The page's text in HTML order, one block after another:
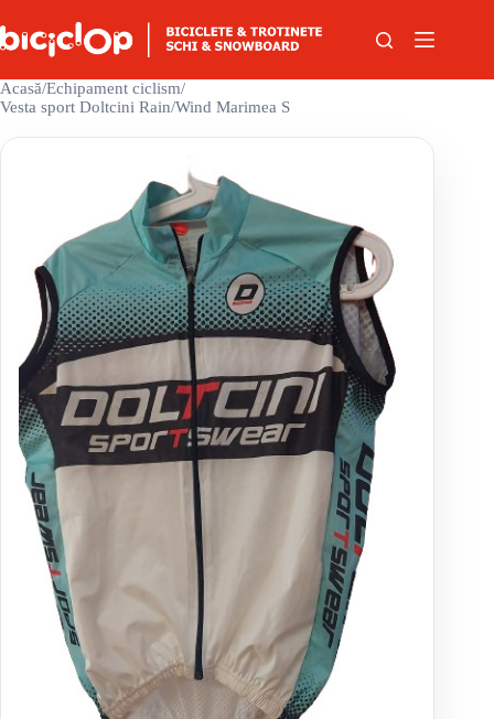
Acasă/Echipament ciclism/
Vesta sport Doltcini Rain/Wind Marimea S